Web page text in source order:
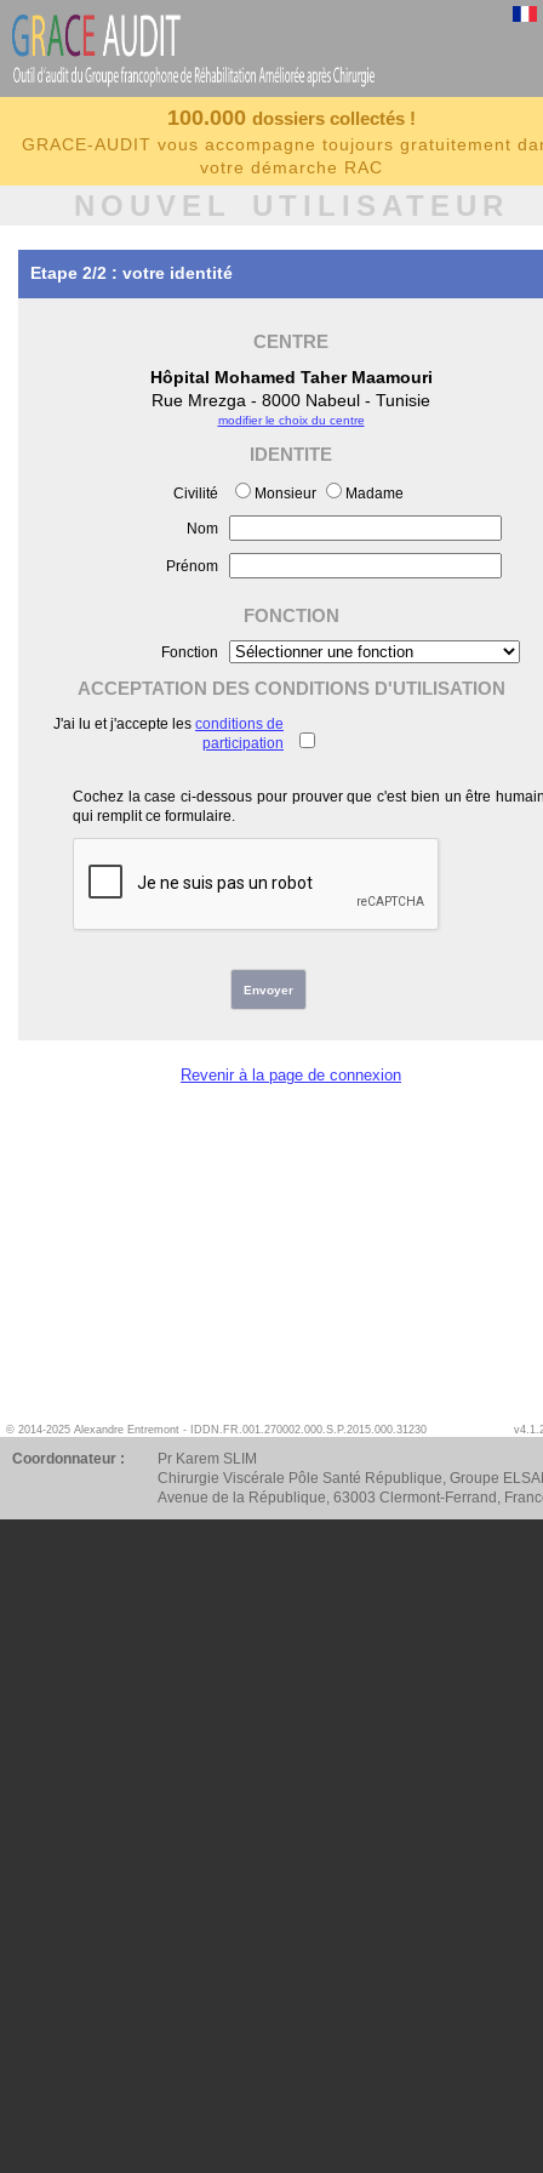
100.000 dossiers collectés !
GRACE-AUDIT vous accompagne toujours gratuitement
votre démarche RAC
NOUVEL UTILISATEUR
Etape 2/2 : votre identité
CENTRE
Hôpital Mohamed Taher Maamouri
Rue Mrezga - 8000 Nabeul - Tunisie
modifier le choix du centre
IDENTITE
Civilité Monsieur Madame
Nom
Prénom
FONCTION
Fonction
ACCEPTATION DES CONDITIONS D'UTILISATION
J'ai lu et j'accepte les conditions de
participation
Cochez la case ci-dessous pour prouver que c'est bien un être
qui remplit ce formulaire.
Envoyer
Revenir à la page de connexion
© 2014-2025 Alexandre Entremont - IDDN.FR.001.270002.000.S.P.2015.000.31230
Coordonnateur :
Pr Karem SLIM
Chirurgie Viscérale Pôle Santé République, Groupe
Avenue de la République, 63003 Clermont-Ferrand,